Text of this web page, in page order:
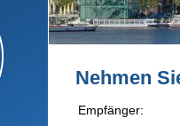
Nehmen
Empfänger: